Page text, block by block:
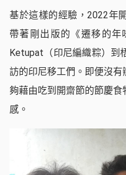
基於這樣的經驗，2022年
帶著剛出版的《遷移的
Ketupat（印尼編織粽）到
訪的印尼移工們。即便沒
夠藉由吃到開齋節的節慶
感。